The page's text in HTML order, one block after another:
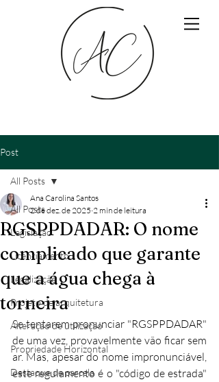
Post
All Posts
Legislação
Licenciamento
Legalização
Projeto de arquitetura
Alteração de utilização
Propriedade Horizontal
Destaque de parcela
All Posts
RGSPPDADAR: O nome
complicado que garante
que a água chega à
torneira
Ana Carolina Santos
2 de dez. de 2025 2 min de leitura
Se tentarem pronunciar "RGSPPDADAR"
de uma vez, provavelmente vão ficar sem
ar. Mas, apesar do nome impronunciável,
este regulamento é o "código de estrada"